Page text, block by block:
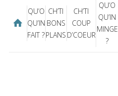
QU’O
QU’IN
FAIT ?
CH’TI
BONS
PLANS
CH’TI
COUP
D’COEUR
QU’O
QU’IN
MINGE
?